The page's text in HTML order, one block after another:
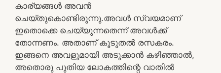
കാര്യങ്ങൾ അവൻ
ചെയ്തുകൊണ്ടിരുന്നു.അവൾ സ്വയമാണ്
ഇതൊക്കെ ചെയ്യുന്നതെന്ന് അവൾക്ക്
തോന്നണം. അതാണ് കൂടുതൽ രസകരം.
ഇങ്ങനെ അവളുമായി അടുക്കാൻ കഴിഞ്ഞാൽ,
അതൊരു പുതിയ ലോകത്തിന്റെ വാതിൽ